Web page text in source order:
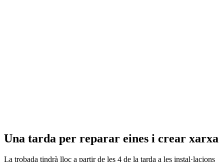
Una tarda per reparar eines i crear xarxa
La trobada tindrà lloc a partir de les 4 de la tarda a les instal·lacions